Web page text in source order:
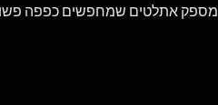
מספק אתלטים שמחפשים כפפה